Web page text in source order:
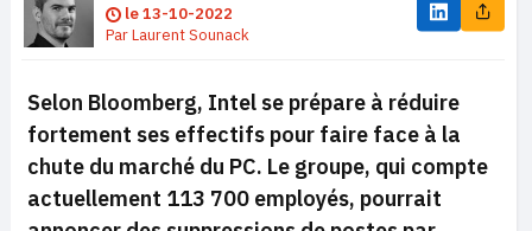
le13-10-2022
ParLaurent Sounack
Selon Bloomberg, Intel se prépare à réduire
fortement ses effectifs pour faire face à la
chute du marché du PC. Le groupe, qui compte
actuellement 113 700 employés, pourrait